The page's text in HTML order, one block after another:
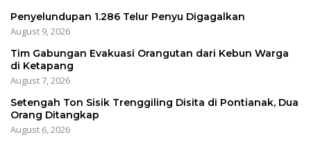
Penyelundupan 1.286 Telur Penyu Digagalkan
August 9, 2026
Tim Gabungan Evakuasi Orangutan dari Kebun Warga
di Ketapang
August 7, 2026
Setengah Ton Sisik Trenggiling Disita di Pontianak, Dua
Orang Ditangkap
August 6, 2026